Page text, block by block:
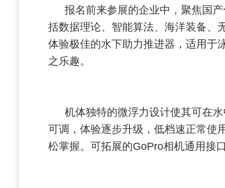
报名前来参展的企业中，聚焦国
括数据理论、智能算法、海洋装备、
体验极佳的水下助力推进器，适用于
之乐趣。
机体独特的微浮力设计使其可在
可调，体验逐步升级，低档速正常使
松掌握。可拓展的GoPro相机通用接